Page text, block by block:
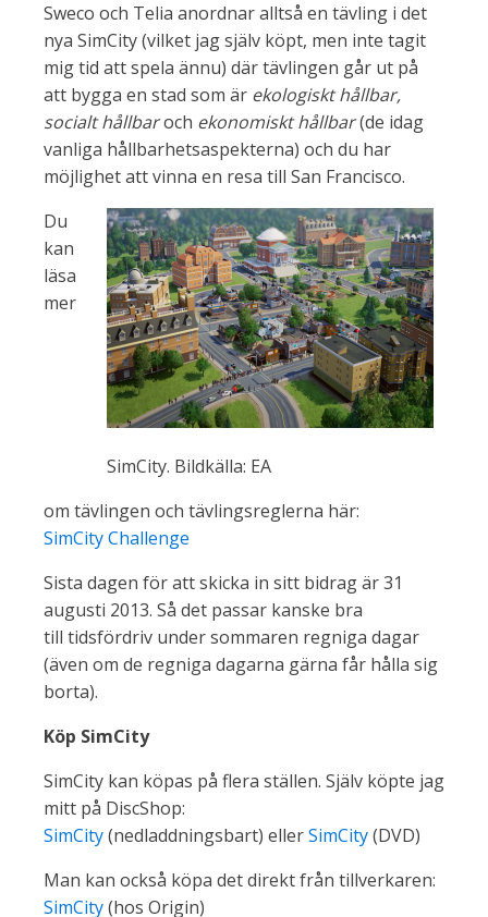
Sweco och Telia anordnar alltså en tävling i det
nya SimCity (vilket jag själv köpt, men inte tagit
mig tid att spela ännu) där tävlingen går ut på
att bygga en stad som är ekologiskt hållbar,
socialt hållbaroch ekonomiskt hållbar(de idag
vanliga hållbarhetsaspekterna) och du har
möjlighet att vinna en resa till San Francisco.
SimCity. Bildkälla: EA
Du
kan
läsa
mer
om tävlingen och tävlingsreglerna här:
SimCity Challenge
Sista dagen för att skicka in sitt bidrag är 31
augusti 2013. Så det passar kanske bra
till tidsfördriv under sommaren regniga dagar
(även om de regniga dagarna gärna får hålla sig
borta).
Köp SimCity
SimCity kan köpas på flera ställen. Själv köpte jag
mitt på DiscShop:
SimCity(nedladdningsbart) ellerSimCity(DVD)
Man kan också köpa det direkt från tillverkaren:
SimCity(hos Origin)